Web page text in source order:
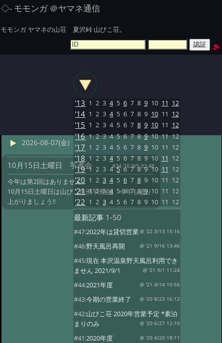
◇- モモンガ ＠ヤマネ通信
モモンガ ヤマネの山荘 夏沢峠 山びこ荘。
2026-08-07(金)
10月15日土曜日 芋煮会 #34 '16 9/5 02:48
今年は第2回はありません。
10月15日土曜日は山びこ恒例芋煮会! 今年も盛り
上がりましょう!!
'13 1 2 3 4 5 6 7 8 9 10 11 12
'14 1 2 3 4 5 6 7 8 9 10 11 12
'15 1 2 3 4 5 6 7 8 9 10 11 12
'16 1 2 3 4 5 6 7 8 9 10 11 12
'17 1 2 3 4 5 6 7 8 9 10 11 12
'18 1 2 3 4 5 6 7 8 9 10 11 12
'19 1 2 3 4 5 6 7 8 9 10 11 12
'20 1 2 3 4 5 6 7 8 9 10 11 12
'21 1 2 3 4 5 6 7 8 9 10 11 12
'22 1 2 3 4 5 6 7 8 9 10 11 12
最新記事 1-50
#47:2022年は貸切営業 @ '22 3/13 15:16
#46:野天風呂再開 @ '21 9/16 13:46
#45:現在 本沢温泉野天風呂利用でき
ません 2021/9/1
@ '21 9/1 11:24
#44:2021年度 @ '21 4/14 10:56
#43:今期の営業終了 @ '20 8/23 16:12
#42:山びこ荘 2020年営業予定 *素泊
まりのみ
@ '20 6/27 12:10
#41:2020年度 @ '20 4/20 18:11